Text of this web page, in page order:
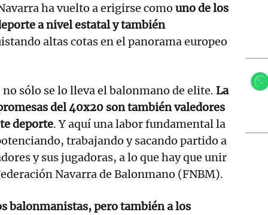
ha vuelto a erigirse como uno de los
a nivel estatal y también
altas cotas en el panorama europeo
sólo se lo lleva el balonmano de elite. La
del 40x20 son también valedores
deporte. Y aquí una labor fundamental la
trabajando y sacando partido a
y sus jugadoras, a lo que hay que unir
Navarra de Balonmano (FNBM).
balonmanistas, pero también a los